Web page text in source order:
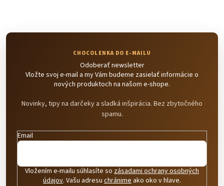
i
e
p
r
k
y
ý
p
u
Odoberať newsletter
Vložte svoj e-mail a my Vám budeme zasielať informácie o
nových produktoch na našom e-shope.
Novinky, tipy na darčeky a sladká inšpirácia. Bez zbytočného
spamu.
Email
Vložením e-mailu súhlasíte so zásadami ochrany osobných
údajov. Vašu adresu chránime ako oko v hlave.